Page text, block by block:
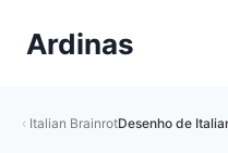
paraArdinas
Italian BrainrotDesenho de